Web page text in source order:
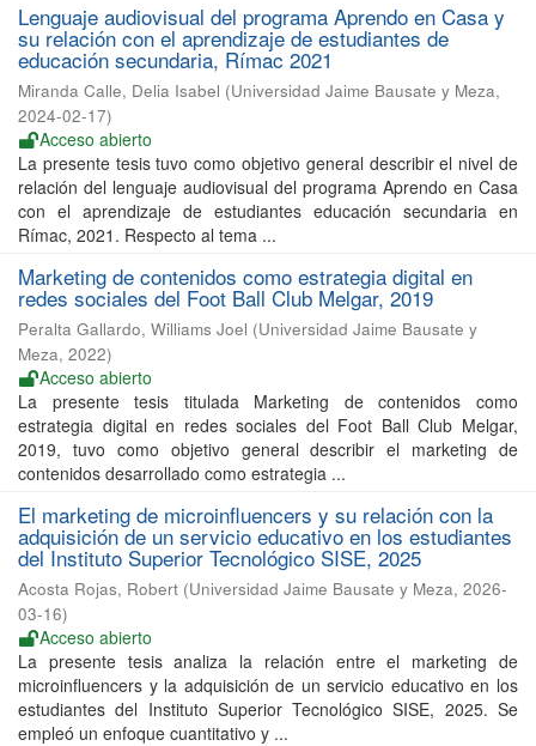
Lenguaje audiovisual del programa Aprendo en Casa y
su relación con el aprendizaje de estudiantes de
educación secundaria, Rímac 2021
Miranda Calle, Delia Isabel (Universidad Jaime Bausate y Meza,
2024-02-17)
Acceso abierto
La presente tesis tuvo como objetivo general describir el nivel de
relación del lenguaje audiovisual del programa Aprendo en Casa
con el aprendizaje de estudiantes educación secundaria en
Rímac, 2021. Respecto al tema ...
Marketing de contenidos como estrategia digital en
redes sociales del Foot Ball Club Melgar, 2019
Peralta Gallardo, Williams Joel (Universidad Jaime Bausate y
Meza, 2022)
Acceso abierto
La presente tesis titulada Marketing de contenidos como
estrategia digital en redes sociales del Foot Ball Club Melgar,
2019, tuvo como objetivo general describir el marketing de
contenidos desarrollado como estrategia ...
El marketing de microinfluencers y su relación con la
adquisición de un servicio educativo en los estudiantes
del Instituto Superior Tecnológico SISE, 2025
Acosta Rojas, Robert (Universidad Jaime Bausate y Meza, 2026-
03-16)
Acceso abierto
La presente tesis analiza la relación entre el marketing de
microinfluencers y la adquisición de un servicio educativo en los
estudiantes del Instituto Superior Tecnológico SISE, 2025. Se
empleó un enfoque cuantitativo y ...